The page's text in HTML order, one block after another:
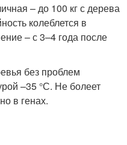
– до 100 кг с дерева
колеблется в
– с 3–4 года после
без проблем
–35 °С. Не болеет
в генах.